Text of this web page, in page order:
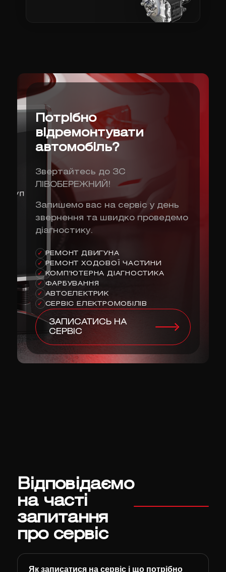
Потрібно
відремонтувати
автомобіль?
Звертайтесь до ЗС
ЛІВОБЕРЕЖНИЙ!
Запишемо вас на сервіс у день
звернення та швидко проведемо
діагностику.
✓ РЕМОНТ ДВИГУНА
✓ РЕМОНТ ХОДОВОЇ ЧАСТИНИ
✓ КОМП'ЮТЕРНА ДІАГНОСТИКА
✓ ФАРБУВАННЯ
✓ АВТОЕЛЕКТРИК
✓ СЕРВІС ЕЛЕКТРОМОБІЛІВ
ЗАПИСАТИСЬ НА
СЕРВІС
Відповідаємо
на часті
запитання
про сервіс
Як записатися на сервіс і що потрібно